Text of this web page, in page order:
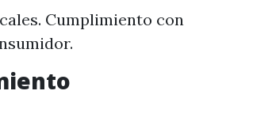
Cumplimiento con